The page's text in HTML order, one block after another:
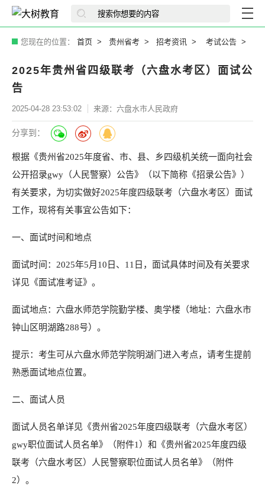
您现在的位置： 首页 贵州省考 招考资讯 考试公告
2025年贵州省四级联考（六盘水考区）面试公
告
2025-04-28 23:53:02 来源：六盘水市人民政府
分享到：
根据《贵州省2025年度省、市、县、乡四级机关统一面向社会
公开招录gwy（人民警察）公告》（以下简称《招录公告》）
有关要求，为切实做好2025年度四级联考（六盘水考区）面试
工作，现将有关事宜公告如下：
一、面试时间和地点
面试时间：2025年5月10日、11日，面试具体时间及有关要求
详见《面试准考证》。
面试地点：六盘水师范学院勤学楼、奥学楼（地址：六盘水市
钟山区明湖路288号）。
提示：考生可从六盘水师范学院明湖门进入考点，请考生提前
熟悉面试地点位置。
二、面试人员
面试人员名单详见《贵州省2025年度四级联考（六盘水考区）
gwy职位面试人员名单》（附件1）和《贵州省2025年度四级
联考（六盘水考区）人民警察职位面试人员名单》（附件
2）。